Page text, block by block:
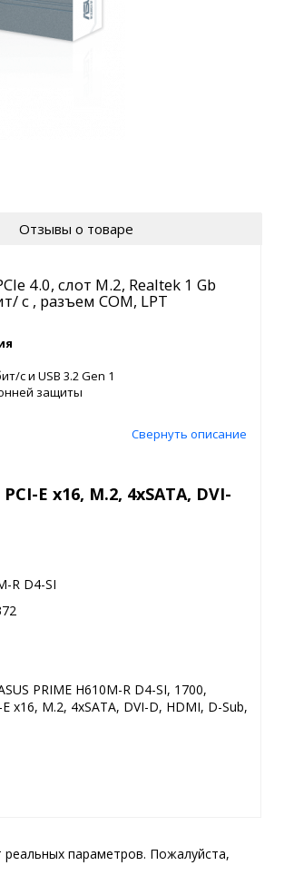
Отзывы о товаре
4.0, слот M.2, Realtek 1 Gb
с , разъем COM, LPT
с и USB 3.2 Gen 1
защиты
Свернуть описание
E x16, M.2, 4xSATA, DVI-
R D4-SI
PRIME H610M-R D4-SI, 1700,
x16, M.2, 4xSATA, DVI-D, HDMI, D-Sub,
параметров. Пожалуйста,